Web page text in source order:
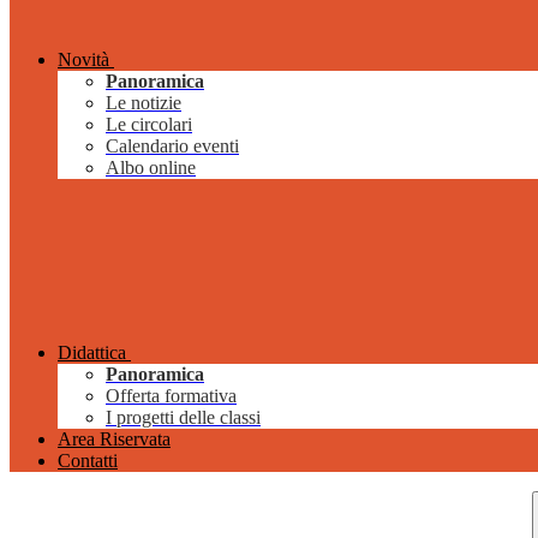
Novità
Panoramica
Le notizie
Le circolari
Calendario eventi
Albo online
Didattica
Panoramica
Offerta formativa
I progetti delle classi
Area Riservata
Contatti